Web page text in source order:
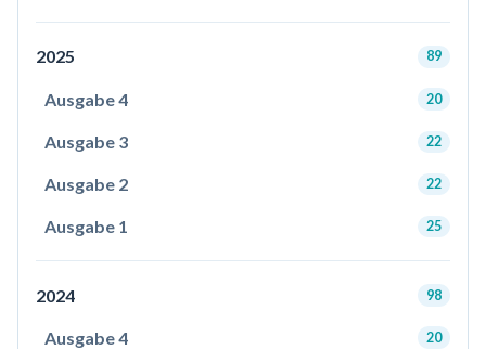
2025 89
Ausgabe 4 20
Ausgabe 3 22
Ausgabe 2 22
Ausgabe 1 25
2024 98
Ausgabe 4 20